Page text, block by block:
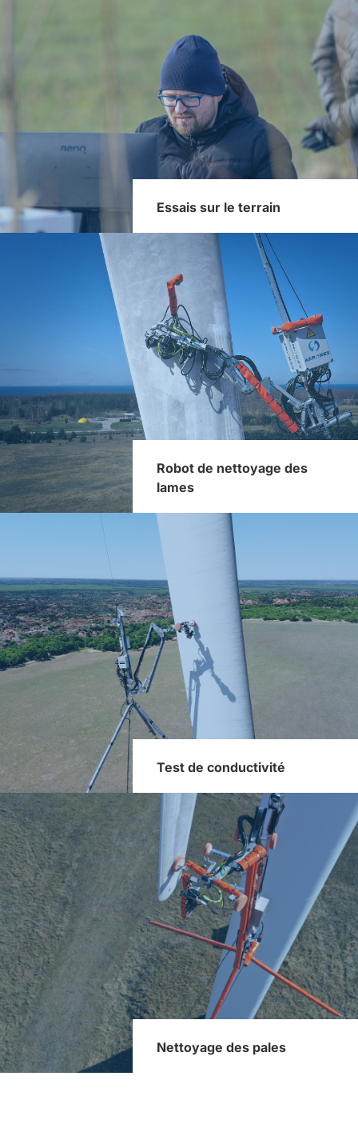
Essais sur le terrain
Robot de nettoyage des
lames
Test de conductivité
Nettoyage des pales